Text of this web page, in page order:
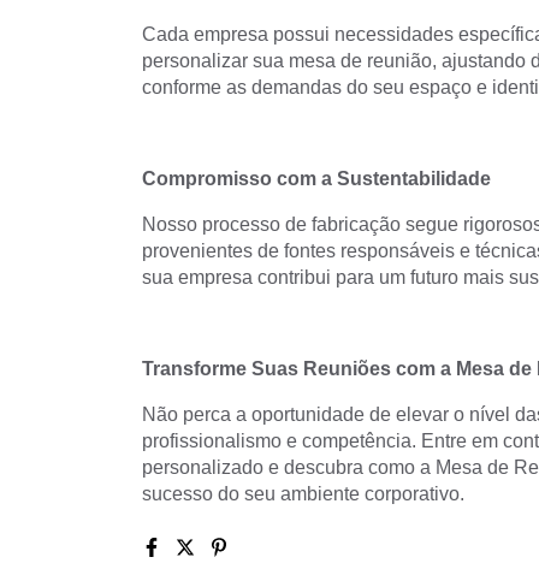
Cada empresa possui necessidades
personalizar sua mesa de reunião, ajustando
conforme as demandas do seu espaço e
Compromisso com a Sustentabilidade
Nosso processo de fabricação segue
provenientes de fontes responsáveis e
sua empresa contribui para um futuro mais
Transforme Suas Reuniões com a Mesa
Não perca a oportunidade de elevar o nível
profissionalismo e competência. Entre em
personalizado e descubra como a Mesa de
sucesso do seu ambiente corporativo.